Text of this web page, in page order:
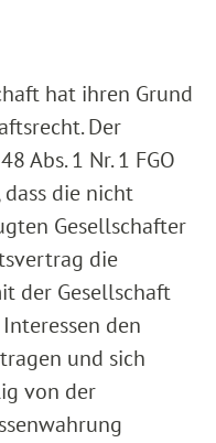
hat ihren Grund
Der
Abs. 1 Nr. 1 FGO
die nicht
Gesellschafter
die
der Gesellschaft
den
und sich
von der